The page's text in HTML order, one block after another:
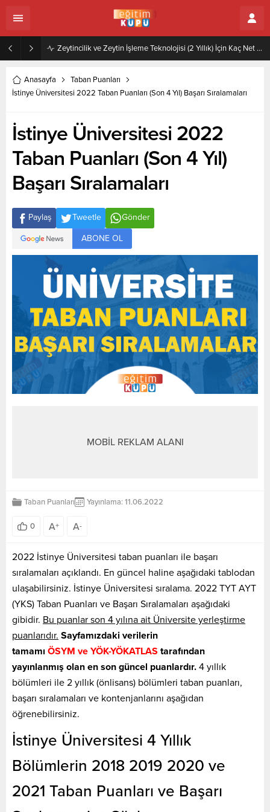
Zeytincilik ve Zeytin İşleme Teknolojisi (2 Yıllık) İçin Kaç Net Gerekir 2022
Anasayfa
Taban Puanları
İstinye Üniversitesi 2022 Taban Puanları (Son 4 Yıl) Başarı Sıralamaları
İstinye Üniversitesi 2022
Taban Puanları (Son 4 Yıl)
Başarı Sıralamaları
Paylaş Tweetle Gönder
ABONE OL
MOBİL REKLAM ALANI
Taban Puanları Yayınlama: 11.06.2022
0 A+ A-
2022 İstinye Üniversitesi taban puanları ile başarı
sıralamaları açıklandı. En güncel haline aşağıdaki tablodan
ulaşabilirsiniz. İstinye Üniversitesi sıralama. 2022 TYT AYT
(YKS) Taban Puanları ve Başarı Sıralamaları aşağıdaki
gibidir. Bu puanlar son 4 yılına ait Üniversite yerleştirme
puanlarıdır. Sayfamızdaki verilerin
tamamı ÖSYM ve YÖK-YÖKATLAS tarafından
yayınlanmış olan en son güncel puanlardır. 4 yıllık
bölümleri ile 2 yıllık (önlisans) bölümleri taban puanları,
başarı sıralamaları ve kontenjanlarını aşağıdan
öğrenebilirsiniz.
İstinye Üniversitesi 4 Yıllık
Bölümlerin 2018 2019 2020 ve
2021 Taban Puanları ve Başarı